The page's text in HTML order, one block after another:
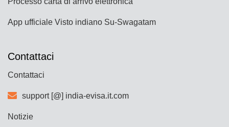
App ufficiale Visto indiano Su-Swagatam
Contattaci
Contattaci
support [@] india-evisa.it.com
Notizie